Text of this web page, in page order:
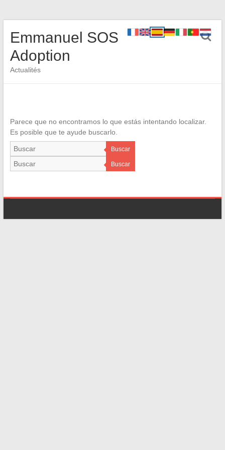
Emmanuel SOS
Adoption
Actualités
Parece que no encontramos lo que estás intentando localizar.
Es posible que te ayude buscarlo.
Buscar
Buscar